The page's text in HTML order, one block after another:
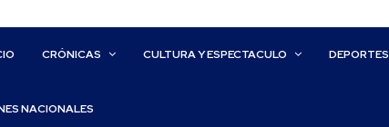
CRÓNICAS CULTURA Y ESPECTACULO DEPORTES
NACIONALES